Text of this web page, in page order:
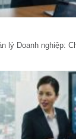
lý Doanh nghiệp: